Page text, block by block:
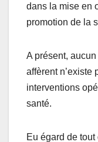
dans la mise en
promotion de la
A présent,
affèrent n’existe
interventions
santé.
Eu égard de